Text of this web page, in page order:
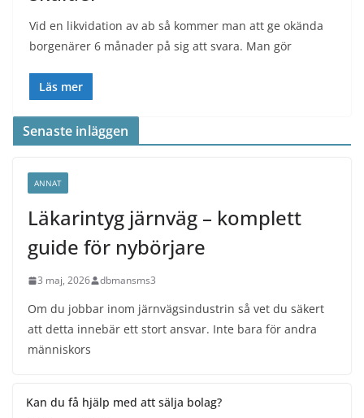
Vid en likvidation av ab så kommer man att ge okända
borgenärer 6 månader på sig att svara. Man gör
Läs mer
Senaste inläggen
ANNAT
Läkarintyg järnväg – komplett
guide för nybörjare
3 maj, 2026 dbmansms3
Om du jobbar inom järnvägsindustrin så vet du säkert
att detta innebär ett stort ansvar. Inte bara för andra
människors
Kan du få hjälp med att sälja bolag?